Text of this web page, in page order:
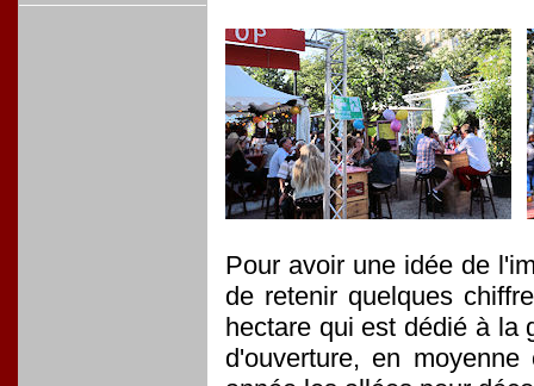
Pour avoir une idée de
de retenir quelques
hectare qui est dédié à la
d'ouverture, en